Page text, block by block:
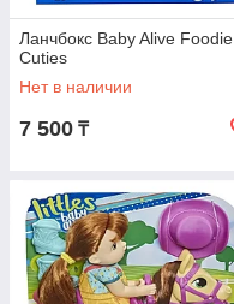
Ланчбокс Baby Alive Foodie
Cuties
Нет в наличии
7 500 ₸